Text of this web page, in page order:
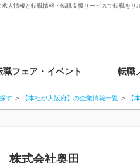
人情報と転職情報・転職支援サービスで転職をサ
職フェア・イベント 転職
す 【本社が大阪府】の企業情報一覧 【
株式会社奥田